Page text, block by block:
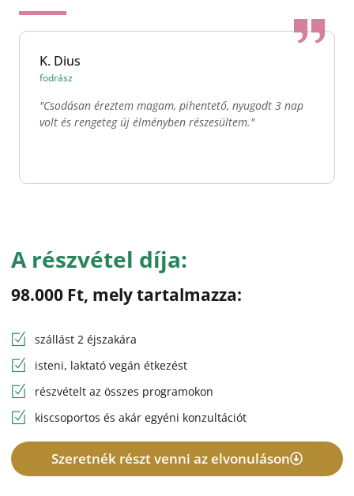
K. Dius
fodrász
"Csodásan éreztem magam, pihentető, nyugodt 3 nap
volt és rengeteg új élményben részesültem."
A részvétel díja:
98.000 Ft, mely tartalmazza:
szállást 2 éjszakára
isteni, laktató vegán étkezést
részvételt az összes programokon
kiscsoportos és akár egyéni konzultációt
Szeretnék részt venni az elvonuláson